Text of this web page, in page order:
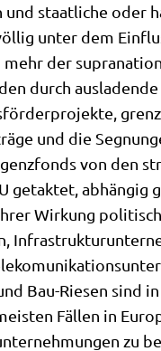
und staat­li­che oder
unter dem
mehr der
durch
und die
von den
getak­tet, abhän­gig
Wir­kung
Bau-Rie­sen sind
Fäl­len in
zu